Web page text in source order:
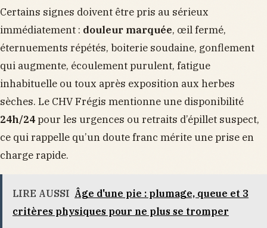
Certains signes doivent être pris au sérieux
immédiatement : douleur marquée, œil fermé,
éternuements répétés, boiterie soudaine, gonflement
qui augmente, écoulement purulent, fatigue
inhabituelle ou toux après exposition aux herbes
sèches. Le CHV Frégis mentionne une disponibilité
24h/24pour les urgences ou retraits d’épillet suspect,
ce qui rappelle qu’un doute franc mérite une prise en
charge rapide.
LIRE AUSSI Âge d'une pie : plumage, queue et 3
critères physiques pour ne plus se tromper